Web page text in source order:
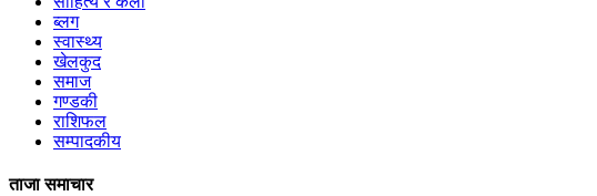
ब्लग
स्वास्थ्य
खेलकुद
समाज
गण्डकी
राशिफल
सम्पादकीय
ताजा समाचार